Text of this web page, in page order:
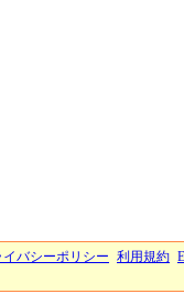
イバシーポリシー 利用規約